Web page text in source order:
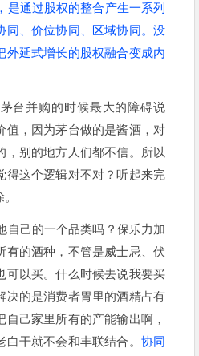
是通过股权的整合产生一系列
同、价位协同、区域协同。没
外延式增长的股权融合变成内
台并购的时候最大的障碍说
值，因为茅台做的是酱酒，对
，别的地方人们都不信。所以
得这个逻辑对不对？听起来完
自己的一个品类吗？保乐力加
有的酒种，不管是威士忌、伏
可以买。什么时候去说我要买
决的是消费者胃里的酒精占有
己家里所有的产能输出啊，
干就不会和丰联结合。 协同